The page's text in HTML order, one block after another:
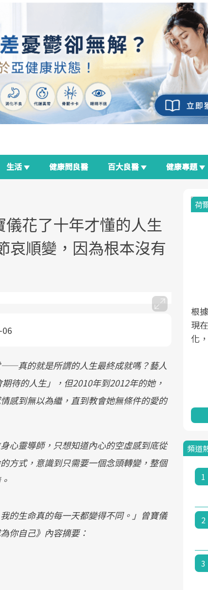
生活 健康問良醫 百大良醫 健康專題
花了十年才懂的人生
哀順變，因為根本沒有
真的就是所謂的人生最終成就嗎？藝人
待的人生」，但2010年到2012年的她，
感到無以為繼，直到教會她無條件的愛的
心靈導師，只想知道內心的空虛感到底從
方式，意識到只需要一個念頭轉變，整個
的生命真的每一天都變得不同。」曾寶儀
你自己》內容摘要：
面對超高齡社會的浪潮，台灣正在快速
關注的核心議題。然而，健檢不只是醫
療院所的服務，更是民眾了解自身健康
2025年，就到良醫生活祭體驗「一站式
良醫健康網從「換季的身體變化」出
荷
根
現
化
頻道
1
2
3